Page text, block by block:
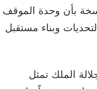
بأن وحدة الموقف
وبناء مستقبل
الملك تمثل